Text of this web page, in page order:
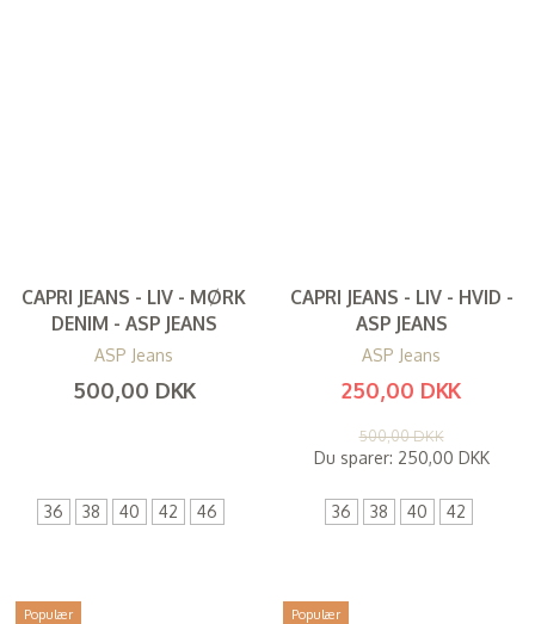
CAPRI JEANS - LIV - MØRK
DENIM - ASP JEANS
ASP Jeans
500,00 DKK
36 38 40 42 46
CAPRI JEANS - LIV - HVID -
ASP JEANS
ASP Jeans
250,00 DKK
500,00 DKK
Du sparer: 250,00 DKK
36 38 40 42
Populær Populær